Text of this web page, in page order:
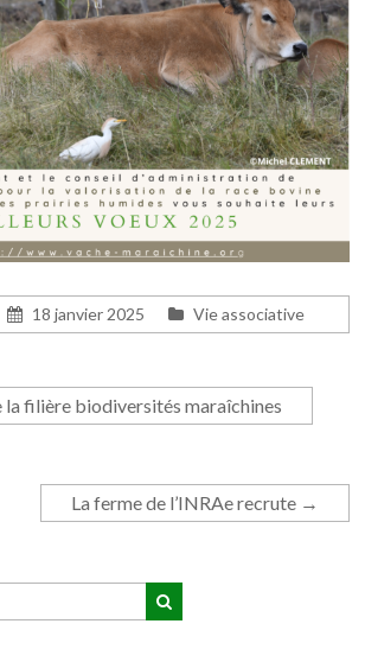
18 janvier 2025 Vie associative
la filière biodiversités maraîchines
La ferme de l’INRAe recrute →